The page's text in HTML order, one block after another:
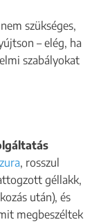
szükséges,
– elég, ha
szabályokat
, rosszul
gél­lakk,
után), és
megbeszéltek